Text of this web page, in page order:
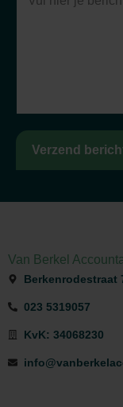
Verzend
Van Berkel
Berkenrodestraat
023 5319057
KvK: 34068230